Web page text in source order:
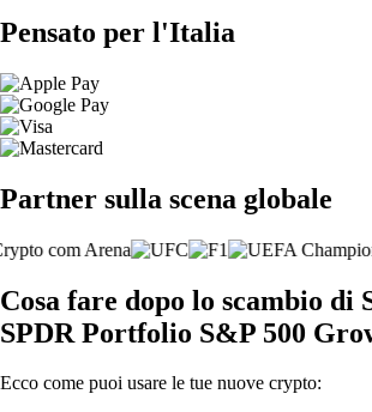
Pensato per l'Italia
Partner sulla scena globale
Cosa fare dopo lo scambio di
SPDR Portfolio S&P 500
Ecco come puoi usare le tue nuove crypto: